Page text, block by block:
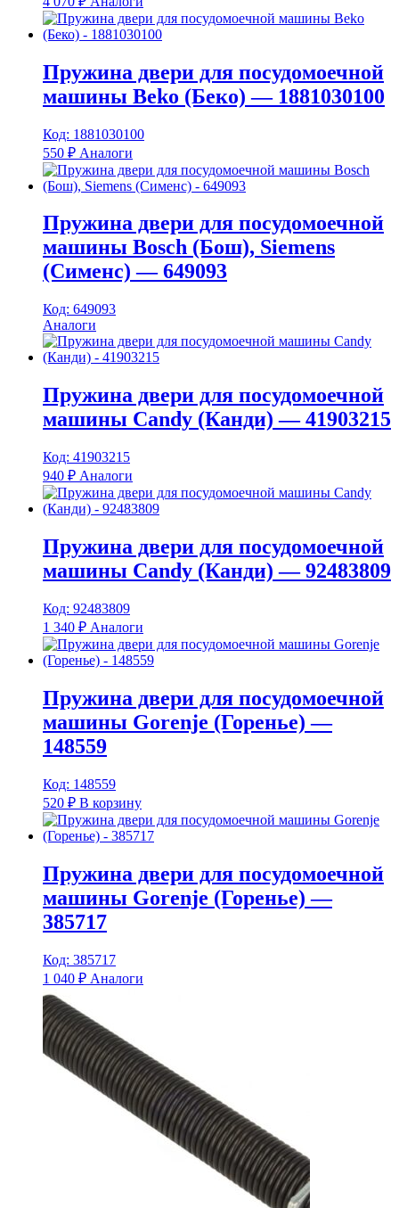
Пружина двери для посудомоечной
машины Beko (Беко) — 1881030100
Код: 1881030100
550 ₽ Аналоги
Пружина двери для посудомоечной
машины Bosch (Бош), Siemens
(Сименс) — 649093
Код: 649093
Аналоги
Пружина двери для посудомоечной
машины Candy (Канди) — 41903215
Код: 41903215
940 ₽ Аналоги
Пружина двери для посудомоечной
машины Candy (Канди) — 92483809
Код: 92483809
1 340 ₽ Аналоги
Пружина двери для посудомоечной
машины Gorenje (Горенье) —
148559
Код: 148559
520 ₽ В корзину
Пружина двери для посудомоечной
машины Gorenje (Горенье) —
385717
Код: 385717
1 040 ₽ Аналоги